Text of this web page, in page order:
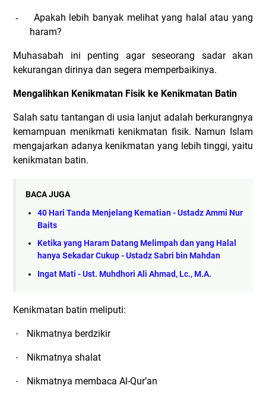
-
Apakah lebih banyak melihat yang halal atau yang
haram?
Muhasabah ini penting agar seseorang sadar akan
kekurangan dirinya dan segera memperbaikinya.
Mengalihkan Kenikmatan Fisik ke Kenikmatan Batin
Salah satu tantangan di usia lanjut adalah berkurangnya
kemampuan menikmati kenikmatan fisik. Namun Islam
mengajarkan adanya kenikmatan yang lebih tinggi, yaitu
kenikmatan batin.
BACA JUGA
40 Hari Tanda Menjelang Kematian - Ustadz Ammi Nur
Baits
Ketika yang Haram Datang Melimpah dan yang Halal
hanya Sekadar Cukup - Ustadz Sabri bin Mahdan
Ingat Mati - Ust. Muhdhori Ali Ahmad, Lc., M.A.
Kenikmatan batin meliputi:
· Nikmatnya berdzikir
· Nikmatnya shalat
· Nikmatnya membaca Al-Qur’an